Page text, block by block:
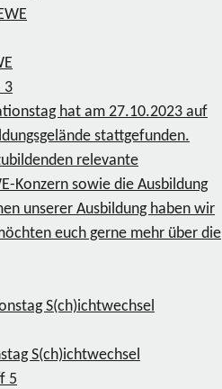
3
hat am 27.10.2023 auf
stattgefunden.
relevante
Konzern sowie die Ausbildung
unserer Ausbildung haben wir
euch gerne mehr über die
S(ch)ichtwechsel
5